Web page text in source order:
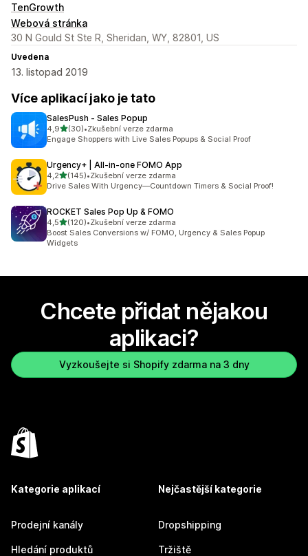
TenGrowth
Webová stránka
30 N Gould St Ste R, Sheridan, WY, 82801, US
Uvedena
13. listopad 2019
Více aplikací jako je tato
SalesPush ‑ Sales Popup
4,9z 5 hvězd
(30)
Celkový počet recenzí: 30
•Zkušební verze zdarma
Engage Shoppers with Live Sales Popups & Social Proof
Urgency+ | All‑in‑one FOMO App
4,2z 5 hvězd
(145)
Celkový počet recenzí: 145
•Zkušební verze zdarma
Drive Sales With Urgency—Countdown Timers & Social Proof!
ROCKET Sales Pop Up & FOMO
4,5z 5 hvězd
(120)
Celkový počet recenzí: 120
•Zkušební verze zdarma
Boost Sales Conversions w/ FOMO, Urgency & Sales Popup
Widgets
Chcete přidat nějakou
aplikaci?
Vyzkoušejte si Shopify zdarma na 3 dny
Kategorie aplikací
Prodejní kanály
Hledání produktů
Nejčastější kategorie
Dropshipping
Tržiště